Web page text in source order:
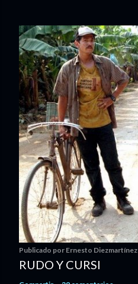
Publicado por Ernesto Diezmartínez
RUDO Y CURSI